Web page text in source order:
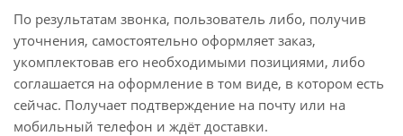
По результатам звонка, пользователь либо, получив
уточнения, самостоятельно оформляет заказ,
укомплектовав его необходимыми позициями, либо
соглашается на оформление в том виде, в котором есть
сейчас. Получает подтверждение на почту или на
мобильный телефон и ждёт доставки.